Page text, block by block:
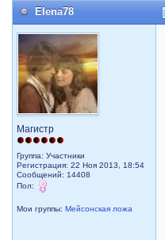
Elena78
Магистр
Группа: Участники
Регистрация: 22 Ноя 2013, 18:54
Сообщений: 14408
Пол:
Мои группы: Мейсонская ложа